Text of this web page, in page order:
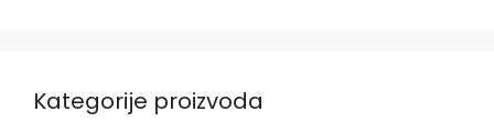
Kategorije proizvoda